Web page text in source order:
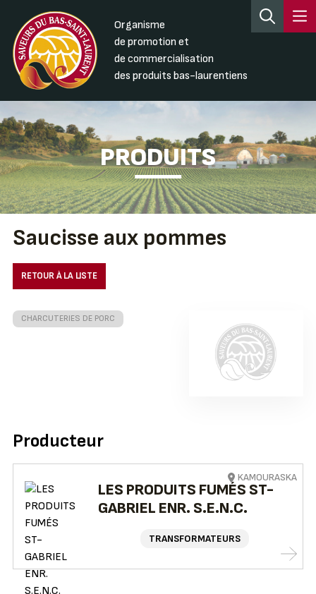
Organisme
de promotion et
de commercialisation
des produits bas-laurentiens
PRODUITS
Saucisse aux pommes
RETOUR À LA LISTE
CHARCUTERIES DE PORC
Producteur
LES PRODUITS FUMÉS ST-
GABRIEL ENR. S.E.N.C.
TRANSFORMATEURS
KAMOURASKA